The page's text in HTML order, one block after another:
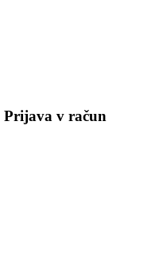
Prijava v račun